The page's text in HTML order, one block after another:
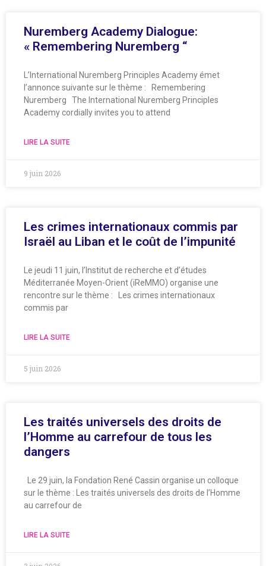
Nuremberg Academy Dialogue:
« Remembering Nuremberg “
L’International Nuremberg Principles Academy émet
l’annonce suivante sur le thème : Remembering
Nuremberg The International Nuremberg Principles
Academy cordially invites you to attend
LIRE LA SUITE
9 juin 2026
Les crimes internationaux commis par
Israël au Liban et le coût de l’impunité
Le jeudi 11 juin, l’Institut de recherche et d’études
Méditerranée Moyen-Orient (iReMMO) organise une
rencontre sur le thème : Les crimes internationaux
commis par
LIRE LA SUITE
5 juin 2026
Les traités universels des droits de
l’Homme au carrefour de tous les
dangers
Le 29 juin, la Fondation René Cassin organise un colloque
sur le thème : Les traités universels des droits de l’Homme
au carrefour de
LIRE LA SUITE